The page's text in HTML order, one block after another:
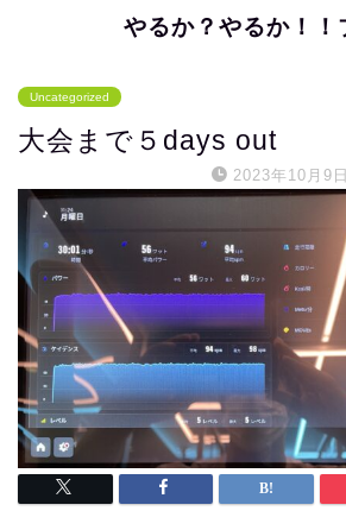
やるか？やるか！！
Uncategorized
大会まで５days out
2023年10月9日